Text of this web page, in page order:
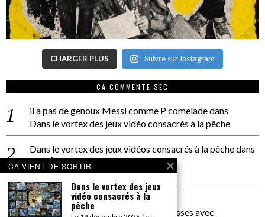
CHARGER PLUS Suivre sur Instagram
CA COMMENTE SEC
il a pas de genoux Messi comme P comeladedans
Dans le vortex des jeux vidéo consacrés à la pêche
Dans le vortex des jeux vidéos consacrés à la pêchedans
PACÔME THIELLEMENT
La séance d’Hip Gnose
La Patrie
dans
On a parlé Dolce Vita et lutte des classes avec
CA VIENT DE SORTIR
Dans le vortex des jeux
vidéo consacrés à la
pêche